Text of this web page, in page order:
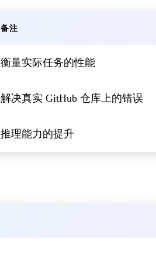
备注
衡量实际任务的性能
解决真实 GitHub 仓库上的错误
推理能力的提升